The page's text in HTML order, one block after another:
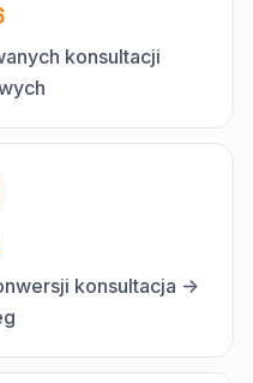
konsultacji
konsultacja ->